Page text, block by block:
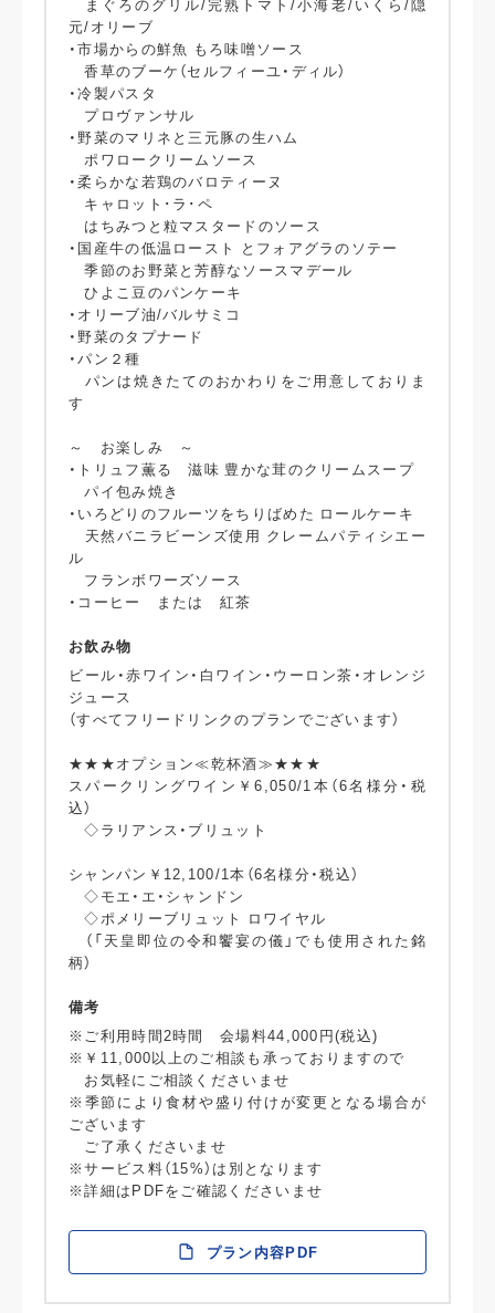
元/オリーブ
・市場からの鮮魚 もろ味噌ソース
香草のブーケ（セルフィーユ・ディル）
・冷製パスタ
プロヴァンサル
・野菜のマリネと三元豚の生ハム
ポワロークリームソース
・柔らかな若鶏のバロティーヌ
キャロット･ラ･ペ
はちみつと粒マスタードのソース
・国産牛の低温ロースト とフォアグラのソテー
季節のお野菜と芳醇なソースマデール
ひよこ豆のパンケーキ
・オリーブ油/バルサミコ
・野菜のタプナード
・パン２種
パンは焼きたてのおかわりをご用意しておりま
す
～ お楽しみ ～
・トリュフ薫る 滋味 豊かな茸のクリームスープ
パイ包み焼き
・いろどりのフルーツをちりばめた ロールケーキ
天然バニラビーンズ使用 クレームパティシエー
ル
フランボワーズソース
・コーヒー または 紅茶
お飲み物
ビール・赤ワイン・白ワイン・ウーロン茶・オレンジ
ジュース
（すべてフリードリンクのプランでございます）
★★★オプション≪乾杯酒≫★★★
スパークリングワイン￥6,050/1本（6名様分・税
込）
◇ラリアンス・ブリュット
シャンパン￥12,100/1本（6名様分・税込）
◇モエ・エ・シャンドン
◇ポメリーブリュット ロワイヤル
（「天皇即位の令和饗宴の儀」でも使用された銘
柄）
備考
※ご利用時間2時間 会場料44,000円(税込)
※￥11,000以上のご相談も承っておりますので
お気軽にご相談くださいませ
※季節により食材や盛り付けが変更となる場合が
ございます
ご了承くださいませ
※サービス料（15%）は別となります
※詳細はPDFをご確認くださいませ
プラン内容PDF